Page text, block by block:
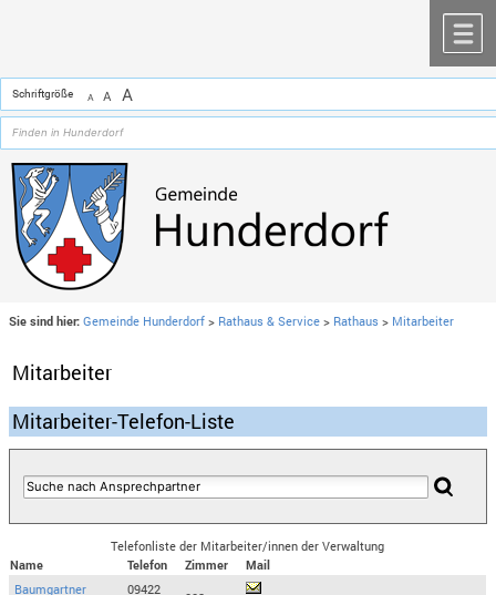
Schriftgröße A A A
Sie sind hier: Gemeinde Hunderdorf > Rathaus & Service > Rathaus > Mitarbeiter
Mitarbeiter
Mitarbeiter-Telefon-Liste
Telefonliste der Mitarbeiter/innen der Verwaltung
Name
Telefon Zimmer
Mail
Baumgartner
09422